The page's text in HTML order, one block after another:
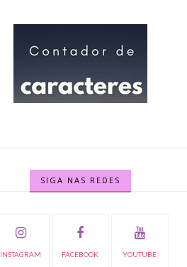
SIGA NAS REDES
INSTAGRAM FACEBOOK YOUTUBE